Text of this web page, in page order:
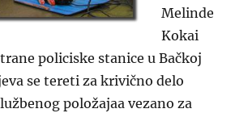
Melinde
Kokai
policiske stanice u Bačkoj
se tereti za krivično delo
položajaa vezano za